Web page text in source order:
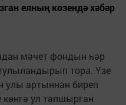
елның көзендә хәбәр
мәчет фондын һәр
тора. Үзе
улы артыннан биреп
ул тапшырган